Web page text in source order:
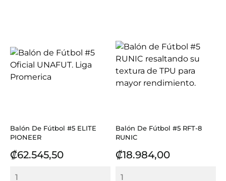
Balón De Fútbol #5 ELITE
PIONEER
Precio
₡62.545,50
Balón De Fútbol #5 RFT-8
RUNIC
Precio
₡18.984,00